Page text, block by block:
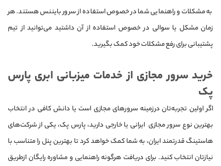
به مشکلات و راهنمایی شما در خصوص استفاده از سرور بایننس هستند. هر
زمان مشکل یا سوالی در خصوص استفاده از آن داشتید می‌توانید از تیم
پشتیبانی برای رفع مشکلات خود کمک بگیرید.
خرید سرور مجازی از خدمات میزبانی ابری پارس
پک
اگر اولین تجربه‌تان درزمینه سرورهای مجازی است یا دانش کافی در انتخاب
بهترین نوع سرور مجازی ایرانی یا خارجی دارید، پارس پک، یکی از شرکت‌های
هاستینگ قدرتمند ایران، به شما کمک خواهد کرد تا بهترین پنل را متناسب با
نیازتان انتخاب کنید. برای دریافت هرگونه راهنمایی و مشاوره رایگان از‌طریق